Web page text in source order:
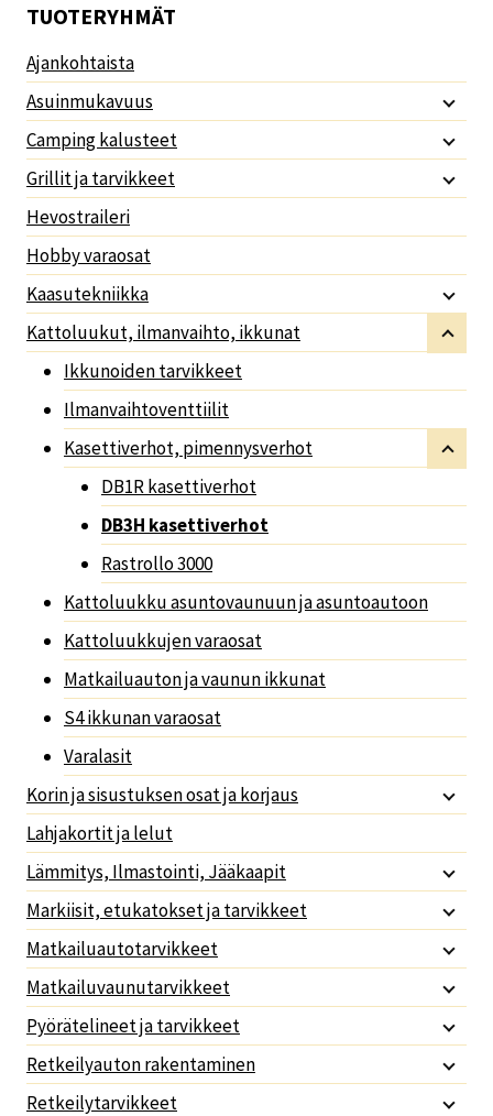
TUOTERYHMÄT
Ajankohtaista
Asuinmukavuus
Camping kalusteet
Grillit ja tarvikkeet
Hevostraileri
Hobby varaosat
Kaasutekniikka
Kattoluukut, ilmanvaihto, ikkunat
Ikkunoiden tarvikkeet
Ilmanvaihtoventtiilit
Kasettiverhot, pimennysverhot
DB1R kasettiverhot
DB3H kasettiverhot
Rastrollo 3000
Kattoluukku asuntovaunuun ja asuntoautoon
Kattoluukkujen varaosat
Matkailuauton ja vaunun ikkunat
S4 ikkunan varaosat
Varalasit
Korin ja sisustuksen osat ja korjaus
Lahjakortit ja lelut
Lämmitys, Ilmastointi, Jääkaapit
Markiisit, etukatokset ja tarvikkeet
Matkailuautotarvikkeet
Matkailuvaunutarvikkeet
Pyörätelineet ja tarvikkeet
Retkeilyauton rakentaminen
Retkeilytarvikkeet